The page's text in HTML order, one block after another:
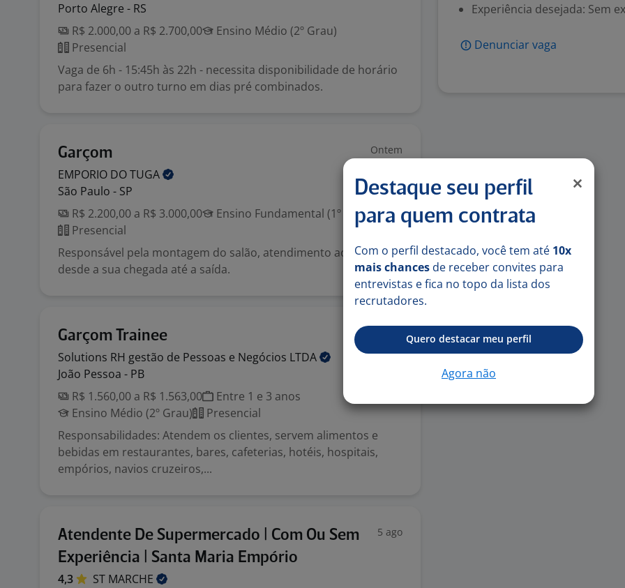
Porto Alegre - RS
R$ 2.000,00 a R$ 2.700,00
Ensino Médio (2º Grau)
Presencial
Vaga de 6h - 15:45h às 22h - necessita disponibilidade de horário
para fazer o outro turno em dias pré combinados.
Garçom Ontem
EMPORIO DOTUGA
São Paulo - SP
R$ 2.200,00 a R$ 3.000,00
Ensino Fundamental (1º grau)
Presencial
Responsável pela montagem do salão, atendimento ao cliente
desde a sua chegada até a saída.
Garçom Trainee
Solutions RH gestão de Pessoas e Negócios LTDA
João Pessoa - PB
R$ 1.560,00 a R$ 1.563,00
Entre 1 e 3 anos
Ensino Médio (2º Grau)
Presencial
Responsabilidades: Atendem os clientes, servem alimentos e
bebidas em restaurantes, bares, cafeterias, hotéis, hospitais,
empórios, navios cruzeiros,...
Atendente De Supermercado | Com Ou Sem
Experiência | Santa Maria Empório
5 ago
4,3 ST MARCHE
Experiência desejada: Sem
Denunciar vaga
Destaque seu perfil
para quem contrata
Com o perfil destacado, você tem até 10x
mais chances de receber convites para
entrevistas e fica no topo da lista dos
recrutadores.
Quero destacar meu perfil
Agora não